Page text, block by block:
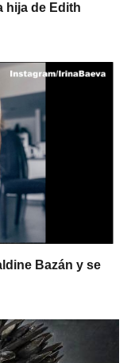
hija de Edith
Bazán y se